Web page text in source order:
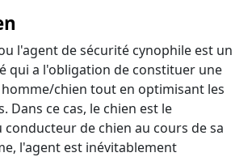
l'agent de sécurité cynophile est un
qui a l'obligation de constituer une
chien tout en optimisant les
Dans ce cas, le chien est le
de chien au cours de sa
l'agent est inévitablement